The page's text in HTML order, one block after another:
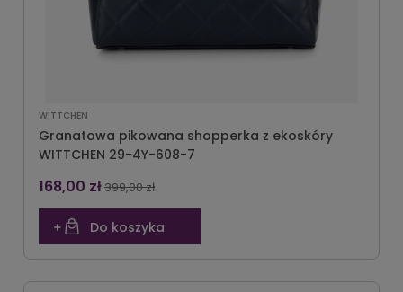
WITTCHEN
Granatowa pikowana shopperka z ekoskóry
WITTCHEN 29-4Y-608-7
168,00 zł399,00 zł
Do koszyka